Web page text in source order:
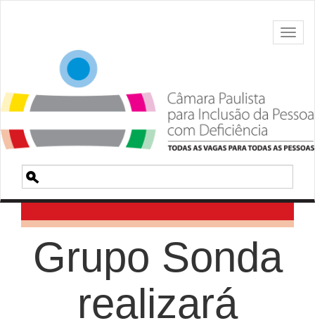
Pesquisa
Grupo Sonda
realizará